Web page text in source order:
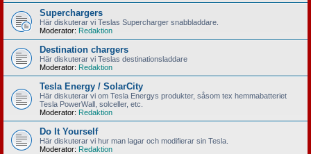
Superchargers
Här diskuterar vi Teslas Supercharger snabbladdare.
Moderator: Redaktion
Destination chargers
Här diskuterar vi Teslas destinationsladdare
Moderator: Redaktion
Tesla Energy / SolarCity
Här diskuterar vi om Tesla Energys produkter, såsom tex hemmabatteriet
Tesla PowerWall, solceller, etc.
Moderator: Redaktion
Do It Yourself
Här diskuterar vi hur man lagar och modifierar sin Tesla.
Moderator: Redaktion